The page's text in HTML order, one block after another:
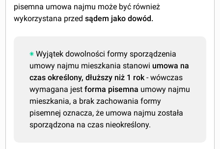
pisemna umowa najmu może być również
wykorzystana przedsądem jako dowód.
Wyjątek dowolności formy sporządzenia
umowy najmu mieszkania stanowi umowa na
czas określony, dłuższy niż 1 rok- wówczas
wymagana jestforma pisemna umowy najmu
mieszkania, a brak zachowania formy
pisemnej oznacza, że umowa najmu została
sporządzona na czas nieokreślony.